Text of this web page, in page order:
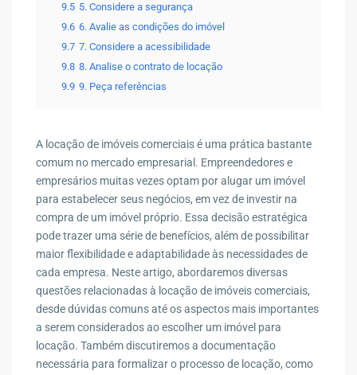
9.5 5. Considere a segurança
9.6 6. Avalie as condições do imóvel
9.7 7. Considere a acessibilidade
9.8 8. Analise o contrato de locação
9.9 9. Peça referências
A locação de imóveis comerciais é uma prática bastante
comum no mercado empresarial. Empreendedores e
empresários muitas vezes optam por alugar um imóvel
para estabelecer seus negócios, em vez de investir na
compra de um imóvel próprio. Essa decisão estratégica
pode trazer uma série de benefícios, além de possibilitar
maior flexibilidade e adaptabilidade às necessidades de
cada empresa. Neste artigo, abordaremos diversas
questões relacionadas à locação de imóveis comerciais,
desde dúvidas comuns até os aspectos mais importantes
a serem considerados ao escolher um imóvel para
locação. Também discutiremos a documentação
necessária para formalizar o processo de locação, como